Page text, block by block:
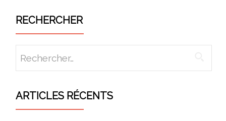
RECHERCHER
ARTICLES RÉCENTS